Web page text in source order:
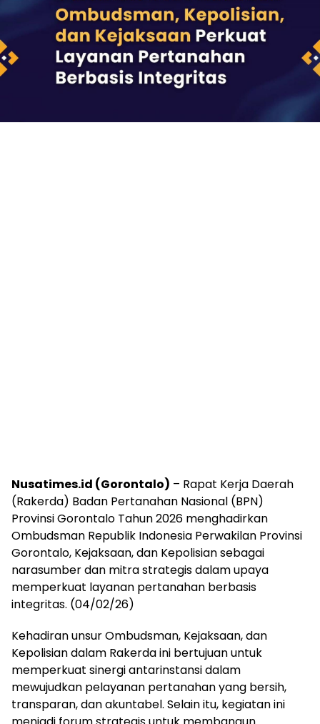
Nusatimes.id (Gorontalo) – Rapat Kerja Daerah
(Rakerda) Badan Pertanahan Nasional (BPN)
Provinsi Gorontalo Tahun 2026 menghadirkan
Ombudsman Republik Indonesia Perwakilan Provinsi
Gorontalo, Kejaksaan, dan Kepolisian sebagai
narasumber dan mitra strategis dalam upaya
memperkuat layanan pertanahan berbasis
integritas. (04/02/26)
Kehadiran unsur Ombudsman, Kejaksaan, dan
Kepolisian dalam Rakerda ini bertujuan untuk
memperkuat sinergi antarinstansi dalam
mewujudkan pelayanan pertanahan yang bersih,
transparan, dan akuntabel. Selain itu, kegiatan ini